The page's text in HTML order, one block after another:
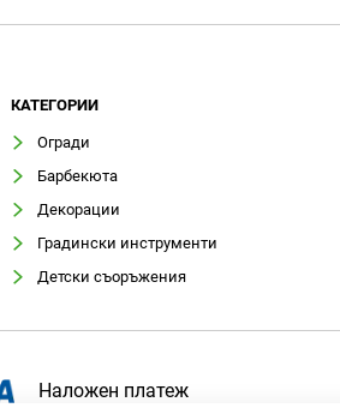
КАТЕГОРИИ
Огради
Барбекюта
Декорации
Градински инструменти
Детски съоръжения
Наложен платеж